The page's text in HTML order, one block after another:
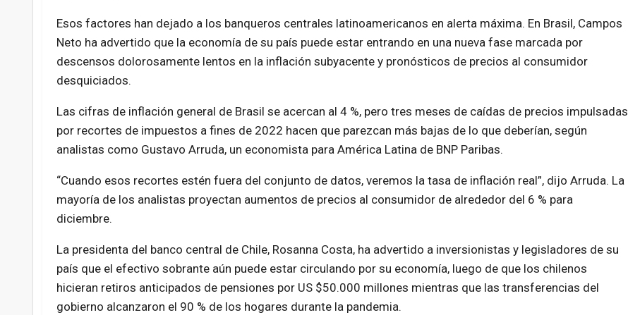
Esos factores han dejado a los banqueros centrales latinoamericanos en alerta máxima. En Brasil, Campos
Neto ha advertido que la economía de su país puede estar entrando en una nueva fase marcada por
descensos dolorosamente lentos en la inflación subyacente y pronósticos de precios al consumidor
desquiciados.
Las cifras de inflación general de Brasil se acercan al 4 %, pero tres meses de caídas de precios impulsadas
por recortes de impuestos a fines de 2022 hacen que parezcan más bajas de lo que deberían, según
analistas como Gustavo Arruda, un economista para América Latina de BNP Paribas.
“Cuando esos recortes estén fuera del conjunto de datos, veremos la tasa de inflación real”, dijo Arruda. La
mayoría de los analistas proyectan aumentos de precios al consumidor de alrededor del 6 % para
diciembre.
La presidenta del banco central de Chile, Rosanna Costa, ha advertido a inversionistas y legisladores de su
país que el efectivo sobrante aún puede estar circulando por su economía, luego de que los chilenos
hicieran retiros anticipados de pensiones por US $50.000 millones mientras que las transferencias del
gobierno alcanzaron el 90 % de los hogares durante la pandemia.